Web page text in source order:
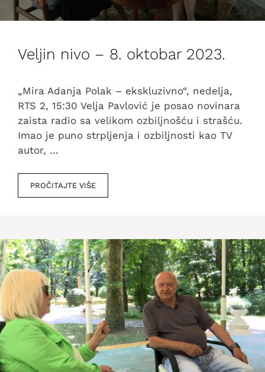
Veljin nivo – 8. oktobar 2023.
„Mira Adanja Polak – ekskluzivno“, nedelja,
RTS 2, 15:30 Velja Pavlović je posao novinara
zaista radio sa velikom ozbiljnošću i strašću.
Imao je puno strpljenja i ozbiljnosti kao TV
autor, …
PROČITAJTE VIŠE